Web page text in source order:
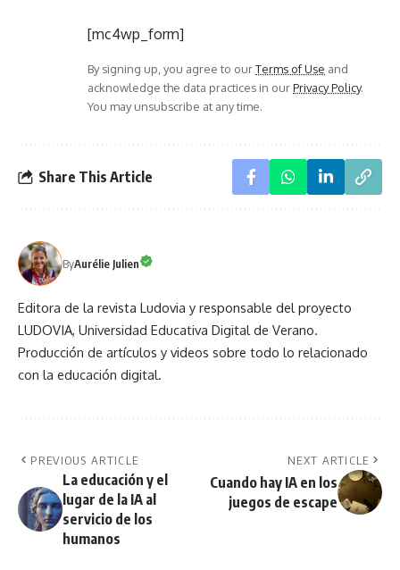
[mc4wp_form]
By signing up, you agree to ourTerms of Use and
acknowledge the data practices in ourPrivacy Policy.
You may unsubscribe at any time.
Share This Article
ByAurélie Julien
Editora de la revista Ludovia y responsable del proyecto
LUDOVIA, Universidad Educativa Digital de Verano.
Producción de artículos y videos sobre todo lo relacionado
con la educación digital.
PREVIOUS ARTICLE
La educación y el
lugar de la IA al
servicio de los
humanos
NEXT ARTICLE
Cuando hay IA en los
juegos de escape